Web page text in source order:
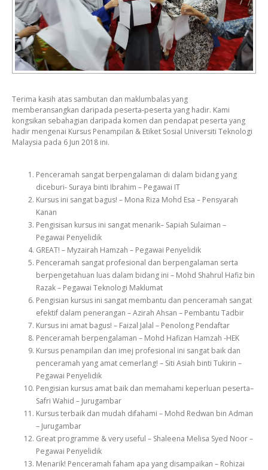
Terima kasih atas sambutan dan maklumbalas yang
memberansangkan daripada peserta-peserta yang hadir. Kami
kongsikan sebahagian daripada komen dan pendapat peserta yang
hadir mengenai Kursus Penampilan & Etiket Sosial Universiti Teknologi
Malaysia pada 6 Jun 2018 ini.
Penceramah sangat berpengalaman di dalam bidang yang
diceburi- Suraya binti Ibrahim – Pegawai IT
Kursus ini sangat bagus! – Mona Riza Mohd Esa – Pensyarah
Kanan
Pengisisan kursus ini sangat menarik– Sapiah Sulaiman –
Pegawai Penyelidik
GREAT! – Myzairah Hamzah – Pegawai Penyelidik
Penceramah sangat profesional dan berpengalaman serta
berpengetahuan luas dalam bidang ini – Mohd Shahrul Hafiz bin
Razak – Pegawai Teknologi Maklumat
Pengisian kursus ini sangat membantu dan penceramah sangat
efektif dalam penerangan – Azirah Ahsan – Pembantu Tadbir
Kursus ini amat bagus! – Faizal Jalal – Penolong Pendaftar
Penceramah berpengalaman – Mohd Hafizan Hamzah -HEK
Kursus penampilan dan imej profesional ini sangat baik dan
penceramah yang amat cemerlang! – Siti Asiah binti Tukirin –
Pegawai Penyelidik
Pengisian kursus amat baik dan memahami keperluan peserta–
Safri Wahid – Jurugambar
Kursus terbaik dan mudah difahami – Mohd Redwan bin Adman
– Jurugambar
Great programme & very useful – Shaleena Melisa Syed Noor –
Pegawai Penyelidik
Menarik! Penceramah faham apa yang disampaikan – Rohizai